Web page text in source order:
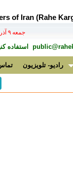
of Iran (Rahe
جمعه ۹ آذر ۱۴۰۳ برابر با ۲۹ نوامبر ۲۰۲۴
استفاده
رادیو- تلویزیون